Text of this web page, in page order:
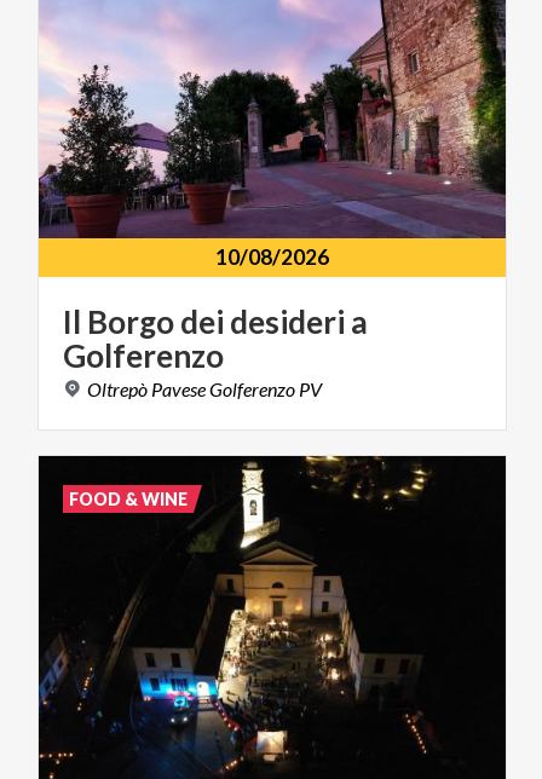
10/08/2026
Il Borgodei desideri a
Golferenzo
Oltrepò PaveseGolferenzo PV
FOOD & WINE